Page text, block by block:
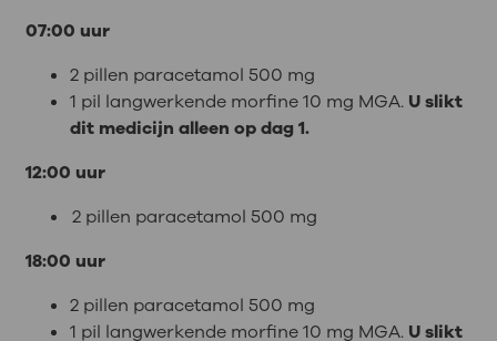
07:00 uur
2 pillen paracetamol 500 mg
1 pil langwerkende morfine 10 mg MGA. U slikt
dit medicijn alleen op dag 1.
12:00 uur
2 pillen paracetamol 500 mg
18:00 uur
2 pillen paracetamol 500 mg
1 pil langwerkende morfine 10 mg MGA. U slikt